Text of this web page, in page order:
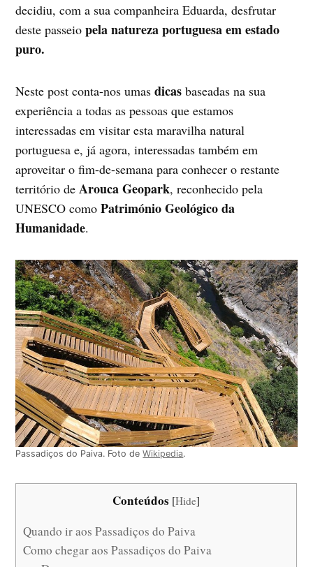
decidiu, com a sua companheira Eduarda, desfrutar
deste passeio pela natureza portuguesa em estado
puro.
Neste post conta-nos umasdicas baseadas na sua
experiência a todas as pessoas que estamos
interessadas em visitar esta maravilha natural
portuguesa e, já agora, interessadas também em
aproveitar o fim-de-semana para conhecer o restante
território deArouca Geopark, reconhecido pela
UNESCO comoPatrimónio Geológico da
Humanidade.
Passadiços do Paiva. Foto deWikipedia.
Conteúdos [Hide]
Quando ir aos Passadiços do Paiva
Como chegar aos Passadiços do Paiva